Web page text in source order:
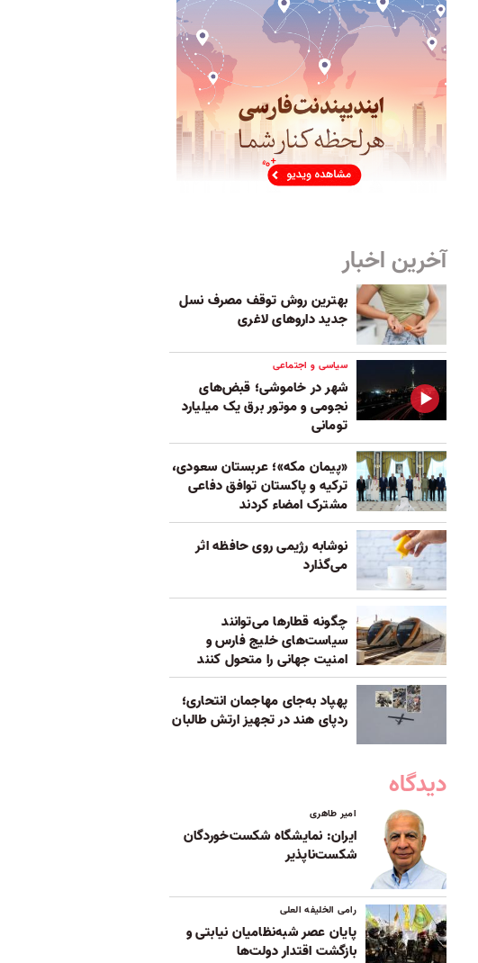
آخرین اخبار
بهترین روش توقف مصرف نسل
جدید داروهای لاغری
سیاسی و اجتماعی
شهر در خاموشی؛ قبض‌های
نجومی و موتور برق یک میلیارد
تومانی
«پیمان مکه»؛ عربستان سعودی،
ترکیه و پاکستان توافق دفاعی
مشترک امضاء کردند
نوشابه رژیمی روی حافظه اثر
می‌گذارد
چگونه قطارها می‌توانند
سیاست‌های خلیج فارس و
امنیت جهانی را متحول کنند
پهپاد به‌جای مهاجمان انتحاری؛
ردپای هند در تجهیز ارتش طالبان
دیدگاه
امیر طاهری
ایران: نمایشگاه شکست‌خوردگان
شکست‌ناپذیر
رامی الخلیفه العلی
پایان عصر شبه‌نظامیان نیابتی و
بازگشت اقتدار دولت‌ها